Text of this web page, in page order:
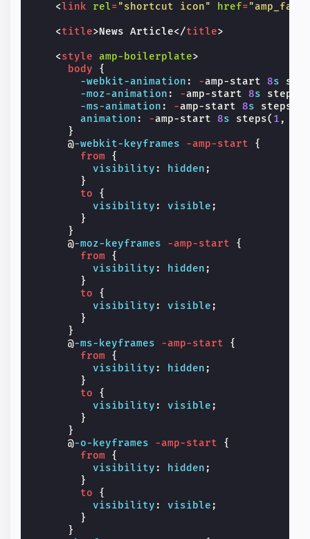
<link rel="shortcut icon" href=
<title>News Article</title>
<style amp-boilerplate>
body
{
-webkit-animation : -amp-start 8s
-moz-animation : -amp-start 8s steps
-ms-animation : -amp-start 8s steps
animation : -amp-start 8s steps( 1 ,
}
@-webkit-keyframes -amp-start
{
from
{
visibility : hidden ;
}
to
{
visibility : visible ;
}
}
@-moz-keyframes -amp-start
{
from
{
visibility : hidden ;
}
to
{
visibility : visible ;
}
}
@-ms-keyframes -amp-start
{
from
{
visibility : hidden ;
}
to
{
visibility : visible ;
}
}
@-o-keyframes -amp-start
{
from
{
visibility : hidden ;
}
to
{
visibility : visible ;
}
}